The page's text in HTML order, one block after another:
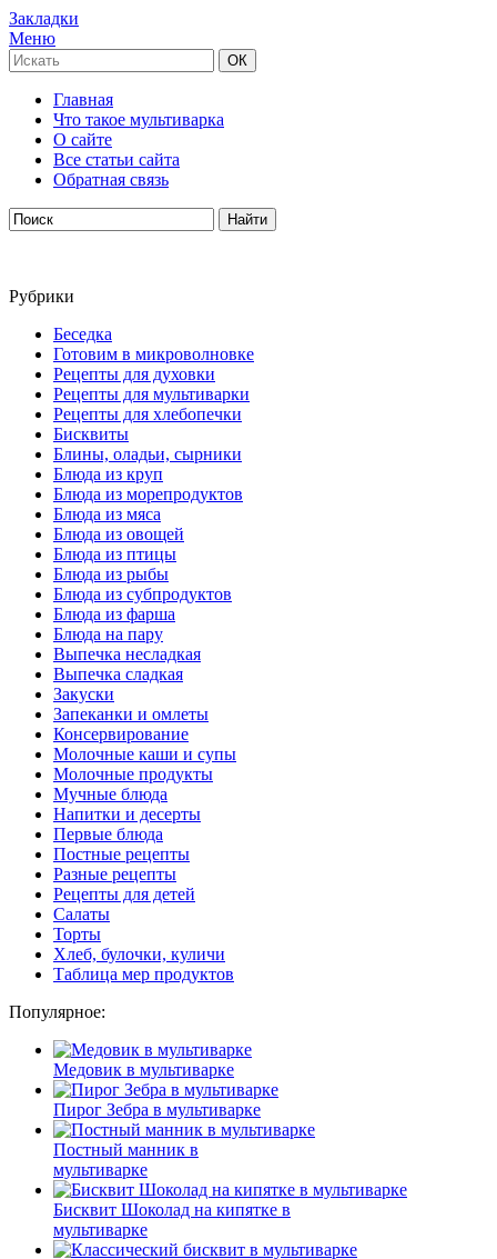
Закладки
Меню
Главная
Что такое мультиварка
О сайте
Все статьи сайта
Обратная связь
Рубрики
Беседка
Готовим в микроволновке
Рецепты для духовки
Рецепты для мультиварки
Рецепты для хлебопечки
Бисквиты
Блины, оладьи, сырники
Блюда из круп
Блюда из морепродуктов
Блюда из мяса
Блюда из овощей
Блюда из птицы
Блюда из рыбы
Блюда из субпродуктов
Блюда из фарша
Блюда на пару
Выпечка несладкая
Выпечка сладкая
Закуски
Запеканки и омлеты
Консервирование
Молочные каши и супы
Молочные продукты
Мучные блюда
Напитки и десерты
Первые блюда
Постные рецепты
Разные рецепты
Рецепты для детей
Салаты
Торты
Хлеб, булочки, куличи
Таблица мер продуктов
Популярное:
Медовик в мультиварке
Пирог Зебра в мультиварке
Постный манник в
мультиварке
Бисквит Шоколад на кипятке в
мультиварке